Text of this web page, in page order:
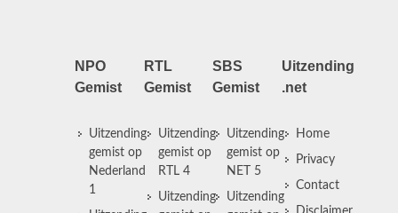
NPO
Gemist
Uitzending
gemist op
Nederland
1
RTL
Gemist
Uitzending
gemist op
RTL 4
Uitzending
SBS
Gemist
Uitzending
gemist op
NET 5
Uitzending
Uitzending
.net
Home
Privacy
Contact